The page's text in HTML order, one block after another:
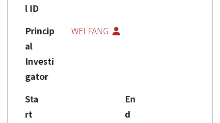
l ID
Princip
al
Investi
gator
WEI FANG
Sta
rt
En
d